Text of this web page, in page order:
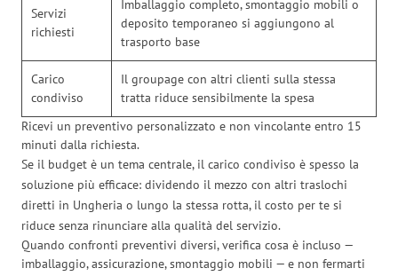
Servizi
richiesti
Imballaggio completo, smontaggio mobili o
deposito temporaneo si aggiungono al
trasporto base
Carico
condiviso
Il groupage con altri clienti sulla stessa
tratta riduce sensibilmente la spesa
Ricevi un preventivo personalizzato e non vincolante entro 15
minuti dalla richiesta.
Se il budget è un tema centrale, il carico condiviso è spesso la
soluzione più efficace: dividendo il mezzo con altri traslochi
diretti in Ungheria o lungo la stessa rotta, il costo per te si
riduce senza rinunciare alla qualità del servizio.
Quando confronti preventivi diversi, verifica cosa è incluso —
imballaggio, assicurazione, smontaggio mobili — e non fermarti